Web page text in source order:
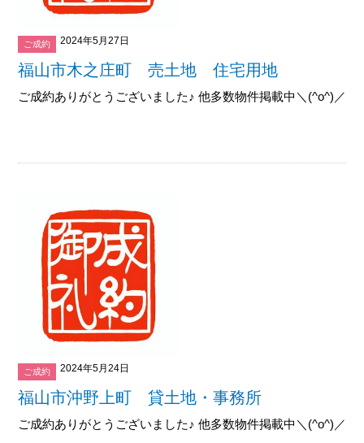
ご成約 2024年5月27日
福山市木之庄町 売土地 住宅用地
ご成約ありがとうございました♪ 他多数物件掲載中＼(^o^)／
ご成約 2024年5月24日
福山市沖野上町 貸土地・事務所
ご成約ありがとうございました♪ 他多数物件掲載中＼(^o^)／